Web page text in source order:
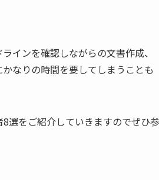
インを確認しながらの文書作成、
なりの時間を要してしまうことも
選をご紹介していきますのでぜひ参